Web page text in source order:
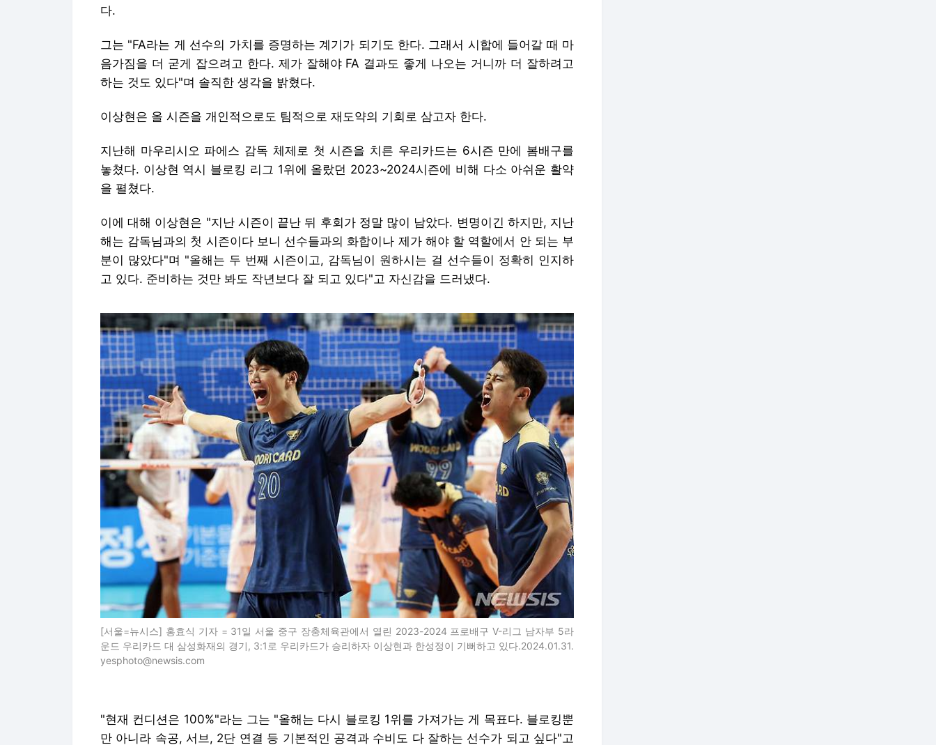
다.
그는 "FA라는 게 선수의 가치를 증명하는 계기가 되기도 한다. 그래서 시합에 들어갈 때 마
음가짐을 더 굳게 잡으려고 한다. 제가 잘해야 FA 결과도 좋게 나오는 거니까 더 잘하려고
하는 것도 있다"며 솔직한 생각을 밝혔다.
이상현은 올 시즌을 개인적으로도 팀적으로 재도약의 기회로 삼고자 한다.
지난해 마우리시오 파에스 감독 체제로 첫 시즌을 치른 우리카드는 6시즌 만에 봄배구를
놓쳤다. 이상현 역시 블로킹 리그 1위에 올랐던 2023~2024시즌에 비해 다소 아쉬운 활약
을 펼쳤다.
이에 대해 이상현은 "지난 시즌이 끝난 뒤 후회가 정말 많이 남았다. 변명이긴 하지만, 지난
해는 감독님과의 첫 시즌이다 보니 선수들과의 화합이나 제가 해야 할 역할에서 안 되는 부
분이 많았다"며 "올해는 두 번째 시즌이고, 감독님이 원하시는 걸 선수들이 정확히 인지하
고 있다. 준비하는 것만 봐도 작년보다 잘 되고 있다"고 자신감을 드러냈다.
[서울=뉴시스] 홍효식 기자 = 31일 서울 중구 장충체육관에서 열린 2023-2024 프로배구 V-리그 남자부 5라
운드 우리카드 대 삼성화재의 경기, 3:1로 우리카드가 승리하자 이상현과 한성정이 기뻐하고 있다.2024.01.31.
yesphoto@newsis.com
"현재 컨디션은 100%"라는 그는 "올해는 다시 블로킹 1위를 가져가는 게 목표다. 블로킹뿐
만 아니라 속공, 서브, 2단 연결 등 기본적인 공격과 수비도 다 잘하는 선수가 되고 싶다"고